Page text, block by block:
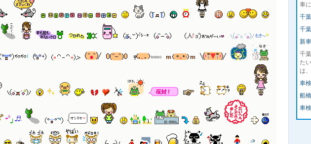
車
千
千
新
千
た
は
車
船
車